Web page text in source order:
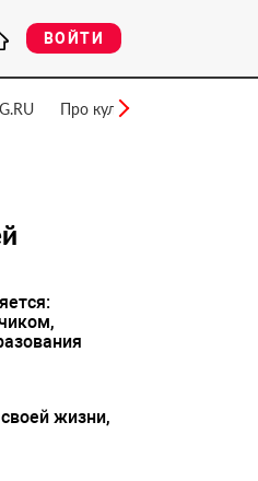
ВОЙТИ
Про культуру UG.RU
жизни,